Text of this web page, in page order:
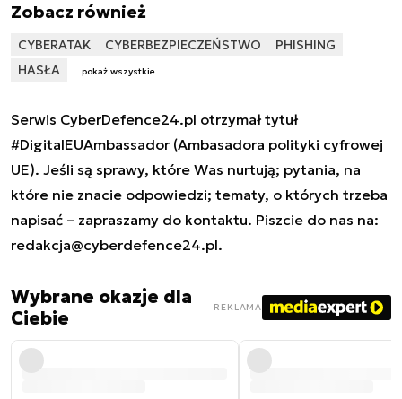
Zobacz również
CYBERATAK CYBERBEZPIECZEŃSTWO
PHISHING
HASŁA
pokaż wszystkie
Serwis CyberDefence24.pl otrzymał tytuł
#DigitalEUAmbassador (Ambasadora polityki cyfrowej
UE). Jeśli są sprawy, które Was nurtują; pytania, na
które nie znacie odpowiedzi; tematy, o których trzeba
napisać – zapraszamy do kontaktu. Piszcie do nas na:
redakcja@cyberdefence24.pl.
Wybrane okazje dla
Ciebie
REKLAMA